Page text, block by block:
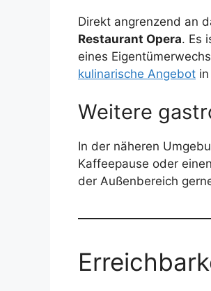
Direkt angrenzend an
Restaurant Opera. Es
eines
kulinarische Angebot
Weitere
In der näheren
Kaffeepause oder
der Außenbereich